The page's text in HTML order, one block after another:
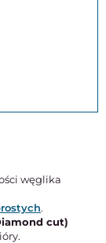
węglika
.
cut)